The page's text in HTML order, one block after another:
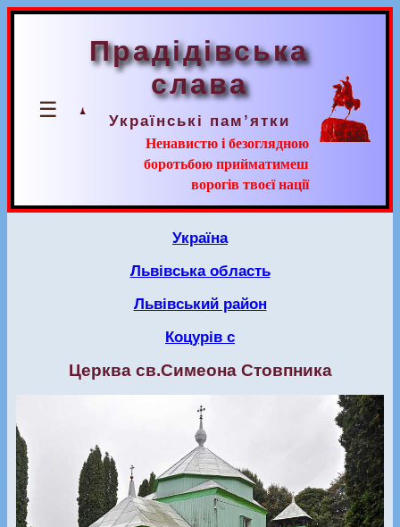
☰
Прадідівська
слава
Українські пам’ятки
Ненавистю і безоглядною
боротьбою прийматимеш
ворогів твоєї нації
Україна
Львівська область
Львівський район
Коцурів с
Церква св.Симеона Стовпника